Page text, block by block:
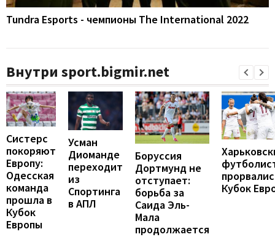
Tundra Esports - чемпионы The International 2022
Внутри sport.bigmir.net
Систерс
покоряют
Европу:
Одесская
команда
прошла в
Кубок
Европы
Усман
Диоманде
переходит
из
Спортинга
в АПЛ
Боруссия
Дортмунд не
отступает:
борьба за
Саида Эль-
Мала
продолжается
Кубок